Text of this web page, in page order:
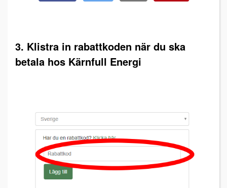
3. Klistra in rabattkoden när du ska
betala hos Kärnfull Energi